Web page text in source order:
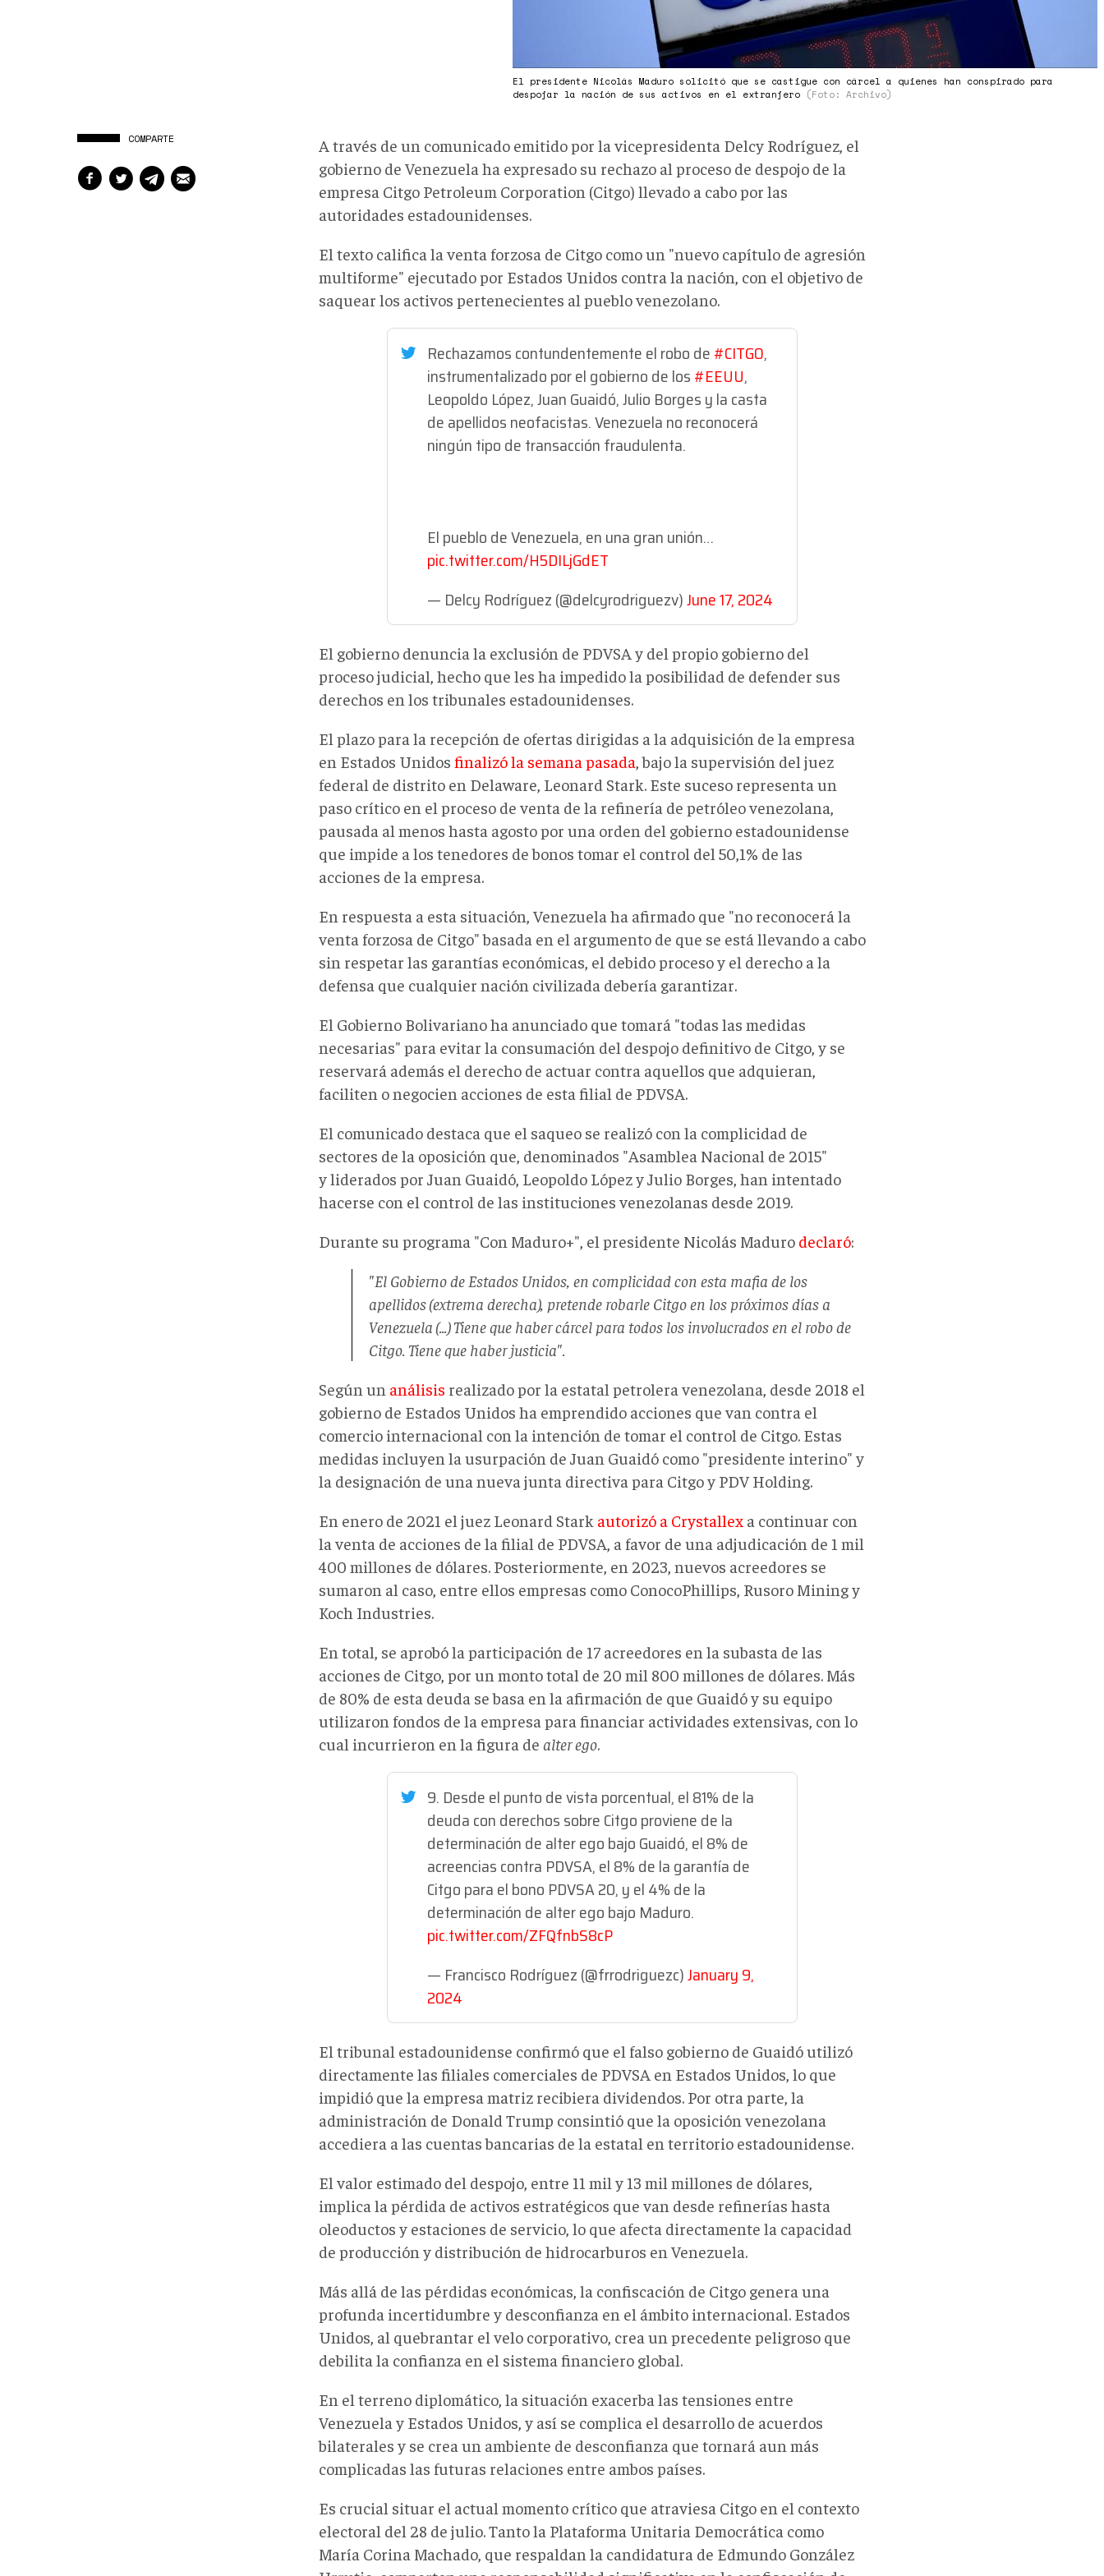
El presidente Nicolás Maduro solicitó que se castigue con cárcel a quienes han conspirado para
despojar la nación de sus activos en el extranjero (Foto: Archivo)
COMPARTE
A través de un comunicado emitido por la vicepresidenta Delcy Rodríguez, el
gobierno de Venezuela ha expresado su rechazo al proceso de despojo de la
empresa Citgo Petroleum Corporation (Citgo) llevado a cabo por las
autoridades estadounidenses.
El texto califica la venta forzosa de Citgo como un "nuevo capítulo de agresión
multiforme" ejecutado por Estados Unidos contra la nación, con el objetivo de
saquear los activos pertenecientes al pueblo venezolano.
Rechazamos contundentemente el robo de#CITGO,
instrumentalizado por el gobierno de los#EEUU,
Leopoldo López, Juan Guaidó, Julio Borges y la casta
de apellidos neofacistas. Venezuela no reconocerá
ningún tipo de transacción fraudulenta.
El pueblo de Venezuela, en una gran unión…
pic.twitter.com/H5DILjGdET
— Delcy Rodríguez (@delcyrodriguezv)June 17, 2024
El gobierno denuncia la exclusión de PDVSA y del propio gobierno del
proceso judicial, hecho que les ha impedido la posibilidad de defender sus
derechos en los tribunales estadounidenses.
El plazo para la recepción de ofertas dirigidas a la adquisición de la empresa
en Estados Unidos finalizó la semana pasada, bajo la supervisión del juez
federal de distrito en Delaware, Leonard Stark. Este suceso representa un
paso crítico en el proceso de venta de la refinería de petróleo venezolana,
pausada al menos hasta agosto por una orden del gobierno estadounidense
que impide a los tenedores de bonos tomar el control del 50,1% de las
acciones de la empresa.
En respuesta a esta situación, Venezuela ha afirmado que "no reconocerá la
venta forzosa de Citgo" basada en el argumento de que se está llevando a cabo
sin respetar las garantías económicas, el debido proceso y el derecho a la
defensa que cualquier nación civilizada debería garantizar.
El Gobierno Bolivariano ha anunciado que tomará "todas las medidas
necesarias" para evitar la consumación del despojo definitivo de Citgo, y se
reservará además el derecho de actuar contra aquellos que adquieran,
faciliten o negocien acciones de esta filial de PDVSA.
El comunicado destaca que el saqueo se realizó con la complicidad de
sectores de la oposición que, denominados "Asamblea Nacional de 2015"
y liderados por Juan Guaidó, Leopoldo López y Julio Borges, han intentado
hacerse con el control de las instituciones venezolanas desde 2019.
Durante su programa "Con Maduro+", el presidente Nicolás Maduro declaró:
"El Gobierno de Estados Unidos, en complicidad con esta mafia de los
apellidos (extrema derecha), pretende robarle Citgo en los próximos días a
Venezuela (...) Tiene que haber cárcel para todos los involucrados en el robo de
Citgo. Tiene que haber justicia".
Según un análisis realizado por la estatal petrolera venezolana, desde 2018 el
gobierno de Estados Unidos ha emprendido acciones que van contra el
comercio internacional con la intención de tomar el control de Citgo. Estas
medidas incluyen la usurpación de Juan Guaidó como "presidente interino" y
la designación de una nueva junta directiva para Citgo y PDV Holding.
En enero de 2021 el juez Leonard Stark autorizó a Crystallex a continuar con
la venta de acciones de la filial de PDVSA, a favor de una adjudicación de 1 mil
400 millones de dólares. Posteriormente, en 2023, nuevos acreedores se
sumaron al caso, entre ellos empresas como ConocoPhillips, Rusoro Mining y
Koch Industries.
En total, se aprobó la participación de 17 acreedores en la subasta de las
acciones de Citgo, por un monto total de 20 mil 800 millones de dólares. Más
de 80% de esta deuda se basa en la afirmación de que Guaidó y su equipo
utilizaron fondos de la empresa para financiar actividades extensivas, con lo
cual incurrieron en la figura de alter ego.
9. Desde el punto de vista porcentual, el 81% de la
deuda con derechos sobre Citgo proviene de la
determinación de alter ego bajo Guaidó, el 8% de
acreencias contra PDVSA, el 8% de la garantía de
Citgo para el bono PDVSA 20, y el 4% de la
determinación de alter ego bajo Maduro.
pic.twitter.com/ZFQfnbS8cP
— Francisco Rodríguez (@frrodriguezc)January 9,
2024
El tribunal estadounidense confirmó que el falso gobierno de Guaidó utilizó
directamente las filiales comerciales de PDVSA en Estados Unidos, lo que
impidió que la empresa matriz recibiera dividendos. Por otra parte, la
administración de Donald Trump consintió que la oposición venezolana
accediera a las cuentas bancarias de la estatal en territorio estadounidense.
El valor estimado del despojo, entre 11 mil y 13 mil millones de dólares,
implica la pérdida de activos estratégicos que van desde refinerías hasta
oleoductos y estaciones de servicio, lo que afecta directamente la capacidad
de producción y distribución de hidrocarburos en Venezuela.
Más allá de las pérdidas económicas, la confiscación de Citgo genera una
profunda incertidumbre y desconfianza en el ámbito internacional. Estados
Unidos, al quebrantar el velo corporativo, crea un precedente peligroso que
debilita la confianza en el sistema financiero global.
En el terreno diplomático, la situación exacerba las tensiones entre
Venezuela y Estados Unidos, y así se complica el desarrollo de acuerdos
bilaterales y se crea un ambiente de desconfianza que tornará aun más
complicadas las futuras relaciones entre ambos países.
Es crucial situar el actual momento crítico que atraviesa Citgo en el contexto
electoral del 28 de julio. Tanto la Plataforma Unitaria Democrática como
María Corina Machado, que respaldan la candidatura de Edmundo González